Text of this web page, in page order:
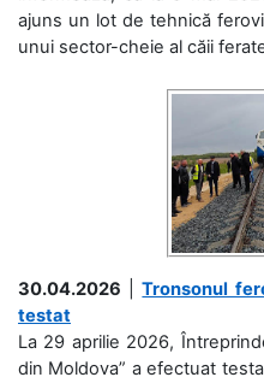
ajuns un lot de tehnică
unui sector-cheie al căii
30.04.2026 |Tronsonul
testat
La 29 aprilie 2026,
din Moldova” a efectuat